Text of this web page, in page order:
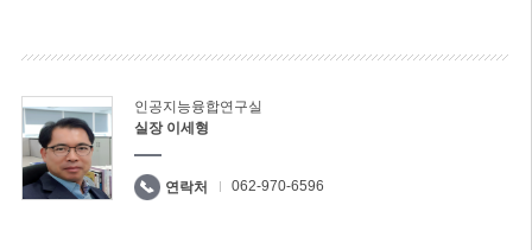
인공지능융합연구실
실장 이세형
연락처 062-970-6596